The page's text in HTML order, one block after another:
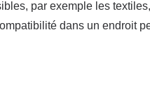
par exemple les
dans un endroit